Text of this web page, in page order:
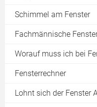
Schimmel am Fenster
Fachmännische
Worauf muss ich bei
Fensterrechner
Lohnt sich der Fenster